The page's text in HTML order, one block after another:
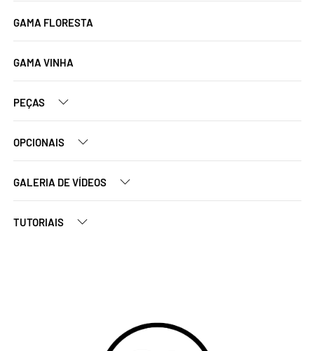
GAMA FLORESTA
GAMA VINHA
PEÇAS
OPCIONAIS
GALERIA DE VÍDEOS
TUTORIAIS